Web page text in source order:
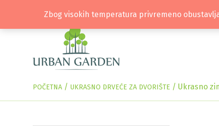
POČETNA / UKRASNO DRVEĆE ZA DVORIŠTE / Ukrasno
Zbog visokih temperatura privremeno